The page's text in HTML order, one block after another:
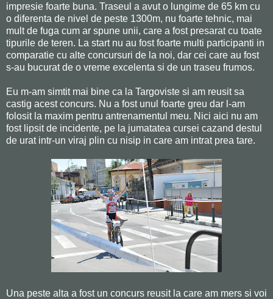
impresie foarte buna. Traseul a avut o lungime de 65 km cu
o diferenta de nivel de peste 1300m, nu foarte tehnic, mai
mult de fuga cum ar spune unii, care a fost presarat cu toate
tipurile de teren. La start nu au fost foarte multi participanti in
comparatie cu alte concursuri de la noi, dar cei care au fost
s-au bucurat de o vreme excelenta si de un traseu frumos.
Eu m-am simtit mai bine ca la Targoviste si am reusit sa
castig acest concurs. Nu a fost unul foarte greu dar l-am
folosit la maxim pentru antrenamentul meu. Nici aici nu am
fost lipsit de incidente, pe la jumatatea cursei cazand destul
de urat intr-un viraj plin cu nisip in care am intrat prea tare.
Una peste alta a fost un concurs reusit la care am mers si voi